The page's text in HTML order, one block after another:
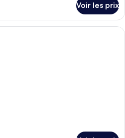
Voir les prix
Une chambre avec un grand lit, des